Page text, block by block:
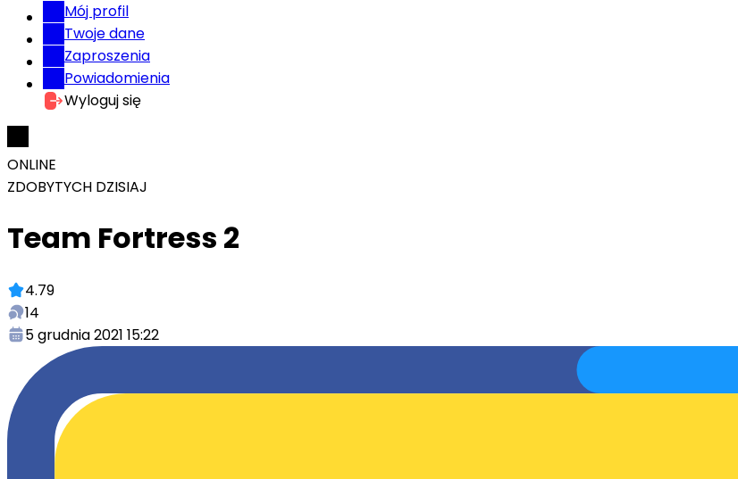
Mój profil
Twoje dane
Zaproszenia
Powiadomienia
Wyloguj się
ONLINE
ZDOBYTYCH DZISIAJ
Team Fortress 2
4.79
14
5 grudnia 2021 15:22